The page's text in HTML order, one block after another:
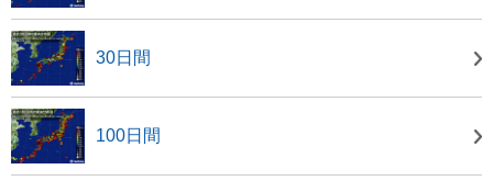
30日間
100日間